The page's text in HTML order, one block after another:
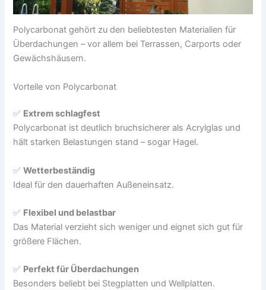
Polycarbonat gehört zu den beliebtesten Materialien für
Überdachungen – vor allem bei Terrassen, Carports oder
Gewächshäusern.
Vorteile von Polycarbonat
✅ Extrem schlagfest
Polycarbonat ist deutlich bruchsicherer als Acrylglas und
hält starken Belastungen stand – sogar Hagel.
✅Wetterbeständig
Ideal für den dauerhaften Außeneinsatz.
✅ Flexibel und belastbar
Das Material verzieht sich weniger und eignet sich gut für
größere Flächen.
✅ Perfekt für Überdachungen
Besonders beliebt bei Stegplatten und Wellplatten.